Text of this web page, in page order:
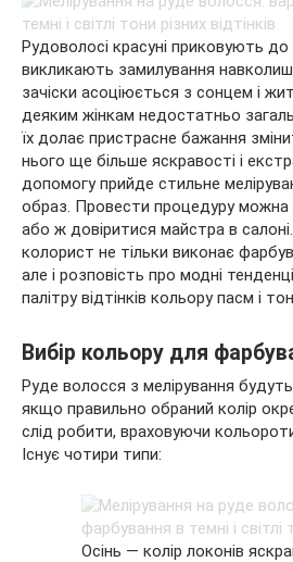
Рудоволосі красуні приковують до
викликають замилування
зачіски асоціюється з сонцем і
деяким жінкам недостатньо
їх долає пристрасне бажання
нього ще більше яскравості і
допомогу прийде стильне
образ. Провести процедуру можна
або ж довіритися майстра в
колорист не тільки виконає
але і розповість про модні
палітру відтінків кольору пасм і
Вибір кольору для
Руде волосся з мелірування
якщо правильно обраний колір
слід робити, враховуючи
Існує чотири типи:
Осінь — колір локонів